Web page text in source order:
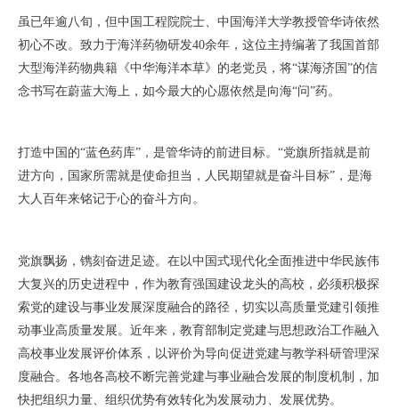
虽已年逾八旬，但中国工程院院士、中国海洋大学教授管华诗依然
初心不改。致力于海洋药物研发40余年，这位主持编著了我国首部
大型海洋药物典籍《中华海洋本草》的老党员，将“谋海济国”的信
念书写在蔚蓝大海上，如今最大的心愿依然是向海“问”药。
打造中国的“蓝色药库”，是管华诗的前进目标。“党旗所指就是前
进方向，国家所需就是使命担当，人民期望就是奋斗目标”，是海
大人百年来铭记于心的奋斗方向。
党旗飘扬，镌刻奋进足迹。在以中国式现代化全面推进中华民族伟
大复兴的历史进程中，作为教育强国建设龙头的高校，必须积极探
索党的建设与事业发展深度融合的路径，切实以高质量党建引领推
动事业高质量发展。近年来，教育部制定党建与思想政治工作融入
高校事业发展评价体系，以评价为导向促进党建与教学科研管理深
度融合。各地各高校不断完善党建与事业融合发展的制度机制，加
快把组织力量、组织优势有效转化为发展动力、发展优势。